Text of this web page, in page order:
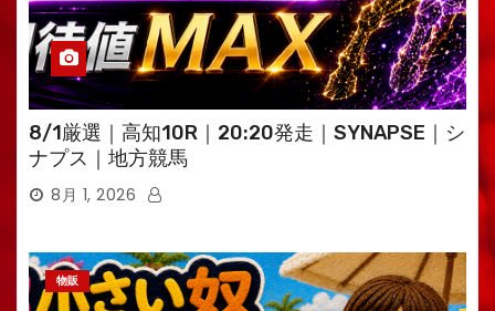
8/1厳選｜高知10R｜20:20発走｜SYNAPSE｜シ
ナプス｜地方競馬
8月 1, 2026
物販